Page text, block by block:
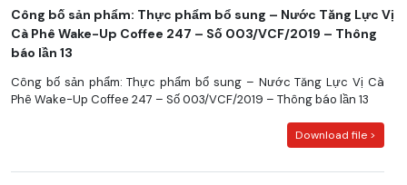
Công bố sản phẩm: Thực phẩm bổ sung – Nước Tăng Lực Vị
Cà Phê Wake-Up Coffee 247 – Số 003/VCF/2019 – Thông
báo lần 13
Công bố sản phẩm: Thực phẩm bổ sung – Nước Tăng Lực Vị Cà
Phê Wake-Up Coffee 247 – Số 003/VCF/2019 – Thông báo lần 13
Download file >